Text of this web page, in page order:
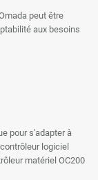
peut être
aux besoins
pour s'adapter à
logiciel
matériel OC200